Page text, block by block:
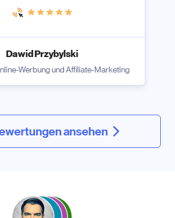
Dawid Przybylski
Werbung und Affiliate-Marketing
ansehen